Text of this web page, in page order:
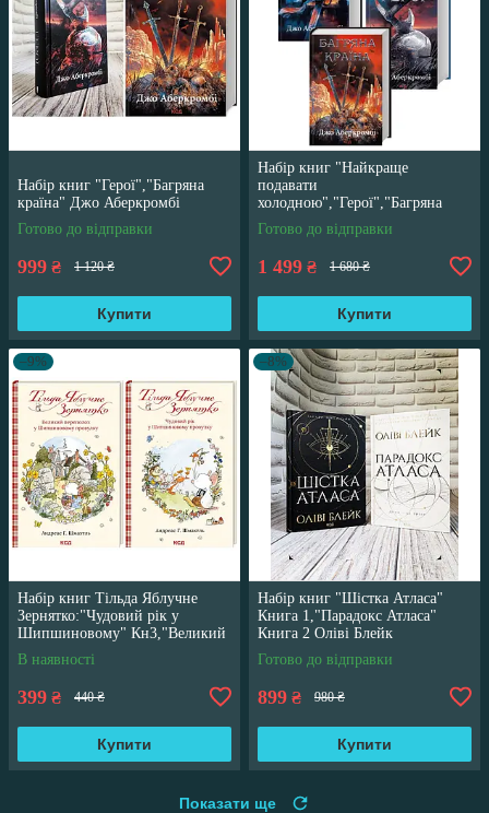
Набір книг "Герої","Багряна
країна" Джо Аберкромбі
Готово до відправки
999 ₴ 1 120 ₴
Купити
Набір книг "Найкраще
подавати
холодною","Герої","Багряна
країна" Джо Аберкромбі
Готово до відправки
1 499 ₴ 1 680 ₴
Купити
–9%
Набір книг Тільда Яблучне
Зернятко:"Чудовий рік у
Шипшиновому" Кн3,"Великий
переполох" Кн 4
В наявності
399 ₴ 440 ₴
Купити
–8%
Набір книг "Шістка Атласа"
Книга 1,"Парадокс Атласа"
Книга 2 Оліві Блейк
Готово до відправки
899 ₴ 980 ₴
Купити
Показати ще